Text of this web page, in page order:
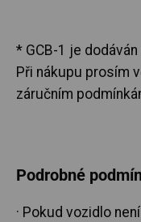
* GCB-1 je
Při nákupu prosím
záručním
Podrobné
· Pokud vozidlo